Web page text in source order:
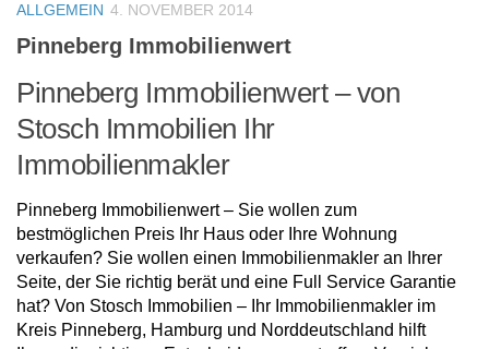
ALLGEMEIN 4. NOVEMBER 2014
Pinneberg Immobilienwert
Pinneberg Immobilienwert – von
Stosch Immobilien Ihr
Immobilienmakler
Pinneberg Immobilienwert – Sie wollen zum
bestmöglichen Preis Ihr Haus oder Ihre Wohnung
verkaufen? Sie wollen einen Immobilienmakler an Ihrer
Seite, der Sie richtig berät und eine Full Service Garantie
hat? Von Stosch Immobilien – Ihr Immobilienmakler im
Kreis Pinneberg, Hamburg und Norddeutschland hilft